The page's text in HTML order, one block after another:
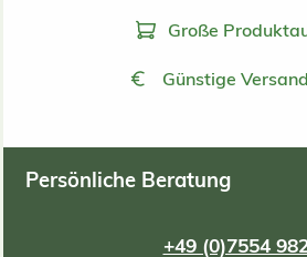
Große
Günstige
Persönliche Beratung
+49 (0)7554